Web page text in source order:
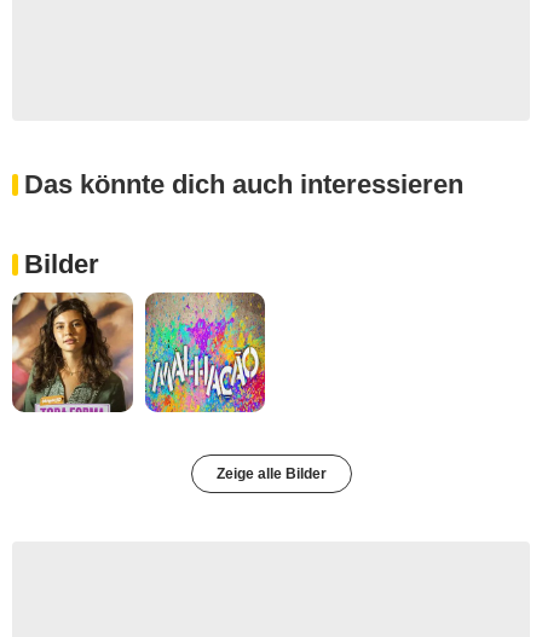
Das könnte dich auch interessieren
Bilder
Zeige alle Bilder